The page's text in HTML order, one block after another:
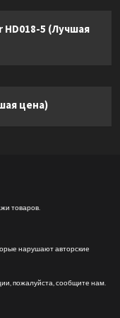
HD018-5 (Лучшая
цена)
товаров.
нарушают авторские
пожалуйста, сообщите нам.